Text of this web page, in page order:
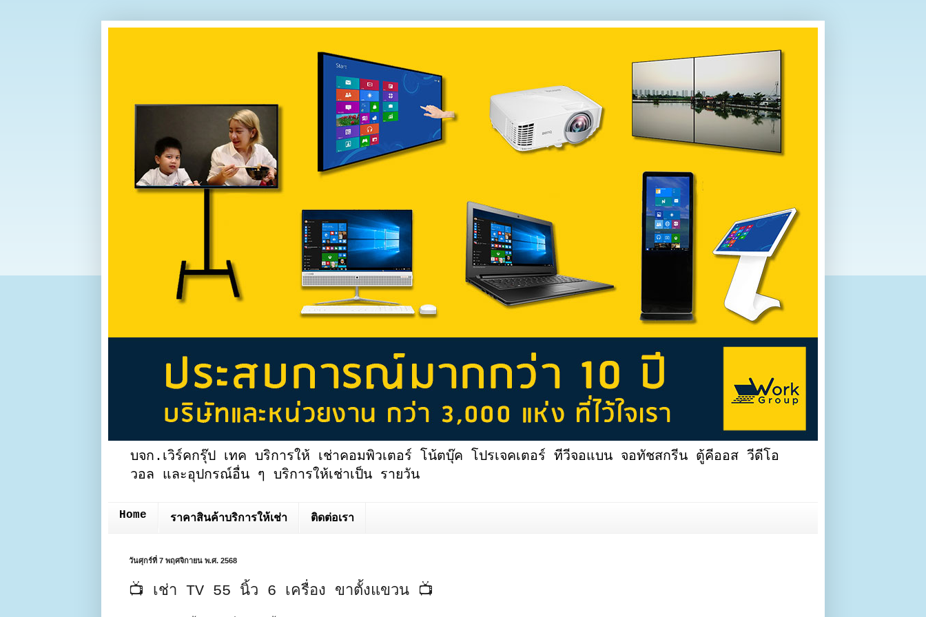
บจก.เวิร์คกรุ๊ป เทค บริการให้ เช่าคอมพิวเตอร์ โน้ตบุ๊ค โปรเจคเตอร์ ทีวีจอแบน จอทัชสกรีน ตู้คีออส วีดีโอ
วอล และอุปกรณ์อื่น ๆ บริการให้เช่าเป็น รายวัน
Home ราคาสินค้าบริการให้เช่า ติดต่อเรา
วันศุกร์ที่ 7 พฤศจิกายน พ.ศ. 2568
📺 เช่า TV 55 นิ้ว 6 เครื่อง ขาตั้งแขวน 📺